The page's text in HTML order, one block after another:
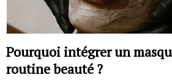
Pourquoi intégrer un
routine beauté ?